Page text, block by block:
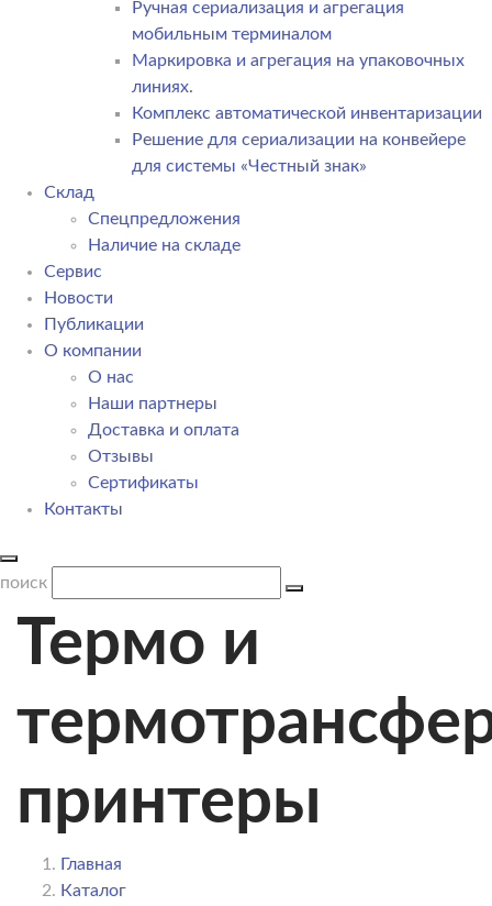
Ручная сериализация и агрегация
мобильным терминалом
Маркировка и агрегация на упаковочных
линиях.
Комплекс автоматической инвентаризации
Решение для сериализации на конвейере
для системы «Честный знак»
Склад
Спецпредложения
Наличие на складе
Сервис
Новости
Публикации
О компании
О нас
Наши партнеры
Доставка и оплата
Отзывы
Сертификаты
Контакты
поиск
Термо и
принтеры
Главная
Каталог